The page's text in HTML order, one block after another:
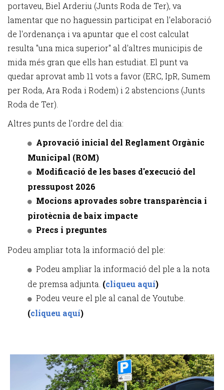
portaveu, Biel Arderiu (Junts Roda de Ter), va
lamentar que no haguessin participat en l'elaboració
de l'ordenança i va apuntar que el cost calculat
resulta "una mica superior" al d'altres municipis de
mida més gran que ells han estudiat. El punt va
quedar aprovat amb 11 vots a favor (ERC, IpR, Sumem
per Roda, Ara Roda i Rodem) i 2 abstencions (Junts
Roda de Ter).
Altres punts de l'ordre del dia:
Aprovació inicial del Reglament Orgànic
Municipal (ROM)
Modificació de les bases d'execució del
pressupost 2026
Mocions aprovades sobre transparència i
pirotècnia de baix impacte
Precs i preguntes
Podeu ampliar tota la informació del ple:
Podeu ampliar la informació del ple a la nota
de premsa adjunta. (cliqueu aquí)
Podeu veure el ple al canal de Youtube.
(cliqueu aquí)